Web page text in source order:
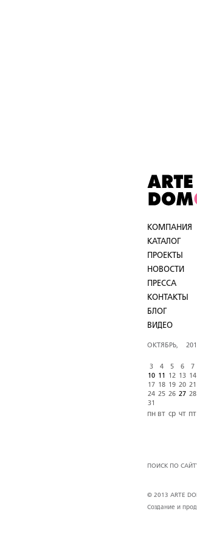
КОМПАНИЯ
КАТАЛОГ
ПРОЕКТЫ
НОВОСТИ
ПРЕССА
КОНТАКТЫ
БЛОГ
ВИДЕО
ОКТЯБРЬ,
3
4 5 6 7
10 11 12 13 14
17
18 19 20 21
24 25 26 27 28
31
пн вт ср чт пт
ПОИСК ПО
© 2013 ARTE
Создание и